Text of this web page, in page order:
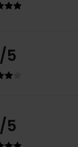
/5
/5